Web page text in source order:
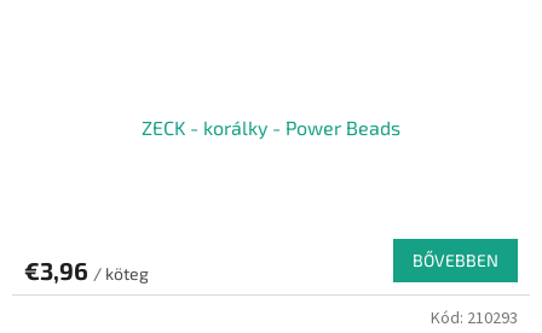
ZECK - korálky - Power Beads
€3,96 / köteg
BŐVEBBEN
Kód: 210293